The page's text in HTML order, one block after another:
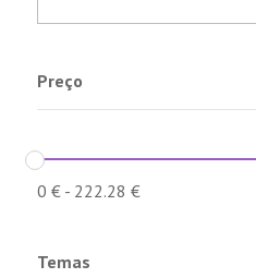
Preço
0 €- 222.28 €
Temas